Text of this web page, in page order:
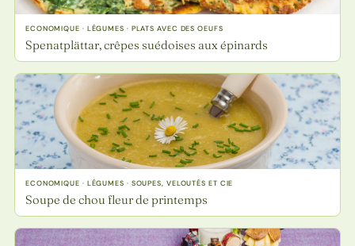
ECONOMIQUE · LÉGUMES · PLATS AVEC DES OEUFS
Spenatplättar, crêpes suédoises aux épinards
ECONOMIQUE · LÉGUMES · SOUPES, VELOUTÉS ET CIE
Soupe de chou fleur de printemps